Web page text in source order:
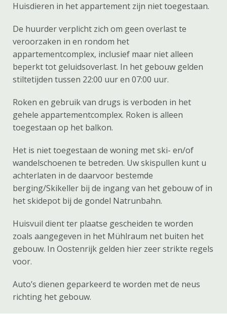
Huisdieren in het appartement zijn niet toegestaan.
De huurder verplicht zich om geen overlast te
veroorzaken in en rondom het
appartementcomplex, inclusief maar niet alleen
beperkt tot geluidsoverlast. In het gebouw gelden
stiltetijden tussen 22:00 uur en 07:00 uur.
Roken en gebruik van drugs is verboden in het
gehele appartementcomplex. Roken is alleen
toegestaan op het balkon.
Het is niet toegestaan de woning met ski- en/of
wandelschoenen te betreden. Uw skispullen kunt u
achterlaten in de daarvoor bestemde
berging/Skikeller bij de ingang van het gebouw of in
het skidepot bij de gondel Natrunbahn.
Huisvuil dient ter plaatse gescheiden te worden
zoals aangegeven in het Mühlraum net buiten het
gebouw. In Oostenrijk gelden hier zeer strikte regels
voor.
Auto’s dienen geparkeerd te worden met de neus
richting het gebouw.